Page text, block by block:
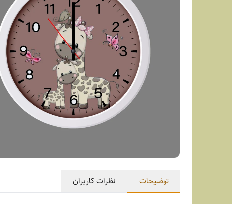
توضیحات نظرات کاربران